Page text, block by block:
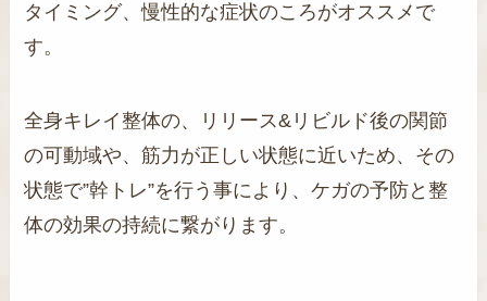
タイミング、慢性的な症状のころがオススメで
す。
全身キレイ整体の、リリース&リビルド後の関節
の可動域や、筋力が正しい状態に近いため、その
状態で”幹トレ”を行う事により、ケガの予防と整
体の効果の持続に繋がります。